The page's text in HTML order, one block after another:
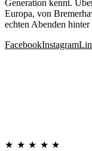
Generation kennt.
Europa, von
echten Abenden
FacebookInstagram
★★★★★